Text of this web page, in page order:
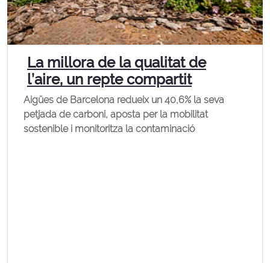
La millora de la qualitat de
l’aire, un repte compartit
Aigües de Barcelona redueix un 40,6% la seva
petjada de carboni, aposta per la mobilitat
sostenible i monitoritza la contaminació